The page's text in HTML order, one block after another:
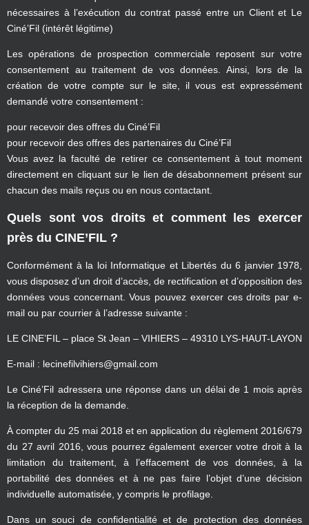
nécessaires à l’exécution du contrat passé entre un Client et Le
Ciné’Fil (intérêt légitime)
Les opérations de prospection commerciale reposent sur votre
consentement au traitement de vos données. Ainsi, lors de la
création de votre compte sur le site, il vous est expressément
demandé votre consentement :
pour recevoir des offres du Ciné’Fil
pour recevoir des offres des partenaires du Ciné’Fil
Vous avez la faculté de retirer ce consentement à tout moment
directement en cliquant sur le lien de désabonnement présent sur
chacun des mails reçus ou en nous contactant.
Quels sont vos droits et comment les exercer
près du CINE’FIL ?
Conformément à la loi Informatique et Libertés du 6 janvier 1978,
vous disposez d’un droit d’accès, de rectification et d’opposition des
données vous concernant. Vous pouvez exercer ces droits par e-
mail ou par courrier à l’adresse suivante :
LE CINE’FIL – place St Jean – VIHIERS – 49310 LYS-HAUT-LAYON
E-mail : lecinefilvihiers@gmail.com
Le Ciné’Fil adressera une réponse dans un délai de 1 mois après
la réception de la demande.
À compter du 25 mai 2018 et en application du règlement 2016/679
du 27 avril 2016, vous pourrez également exercer votre droit à la
limitation du traitement, à l’effacement de vos données, à la
portabilité des données et à ne pas faire l’objet d’une décision
individuelle automatisée, y compris le profilage.
Dans un souci de confidentialité et de protection des données